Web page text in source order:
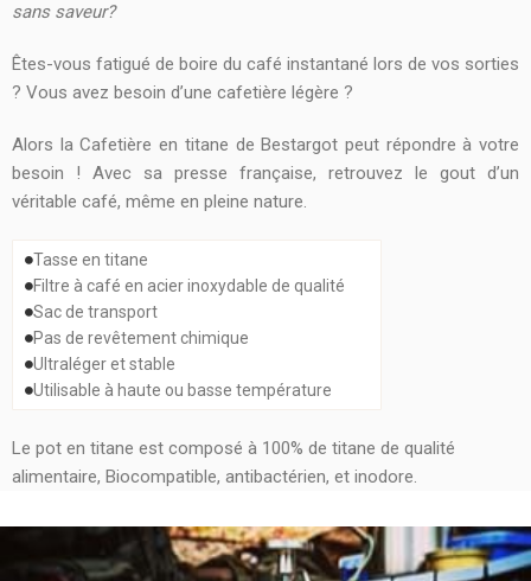
sans saveur?
Êtes-vous fatigué de boire du café instantané lors de vos sorties
? Vous avez besoin d’une cafetière légère ?
Alors la Cafetière en titane de Bestargot peut répondre à votre
besoin ! Avec sa presse française, retrouvez le gout d’un
véritable café, même en pleine nature.
Tasse en titane
Filtre à café en acier inoxydable de qualité
Sac de transport
Pas de revêtement chimique
Ultraléger et stable
Utilisable à haute ou basse température
Le pot en titane est composé à 100% de titane de qualité
alimentaire, Biocompatible, antibactérien, et inodore.